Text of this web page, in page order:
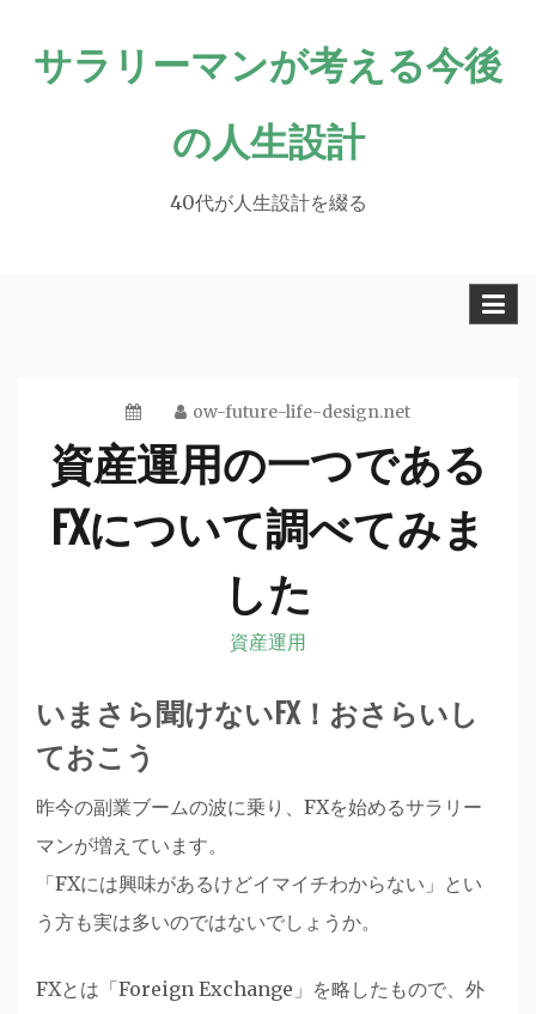
サラリーマンが考える今後
の人生設計
40代が人生設計を綴る
ow-future-life-design.net
資産運用の一つである
FXについて調べてみま
した
資産運用
いまさら聞けないFX！おさらいし
ておこう
昨今の副業ブームの波に乗り、FXを始めるサラリー
マンが増えています。
「FXには興味があるけどイマイチわからない」とい
う方も実は多いのではないでしょうか。
FXとは「Foreign Exchange」を略したもので、外